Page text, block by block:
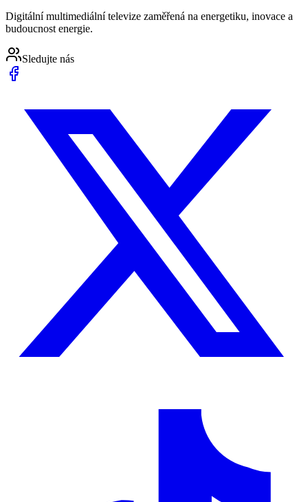
Digitální multimediální televize zaměřená na energetiku, inovace a
budoucnost energie.
Sledujte nás